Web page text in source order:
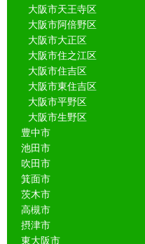
大阪市天王寺区
大阪市阿倍野区
大阪市大正区
大阪市住之江区
大阪市住吉区
大阪市東住吉区
大阪市平野区
大阪市生野区
豊中市
池田市
吹田市
箕面市
茨木市
高槻市
摂津市
東大阪市